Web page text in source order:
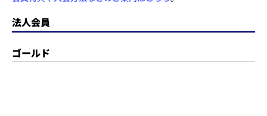
法人会員
ゴールド